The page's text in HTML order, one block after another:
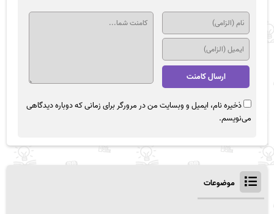
ذخیره نام، ایمیل و وبسایت من در مرورگر برای زمانی که دوباره دیدگاهی
می‌نویسم.
موضوعات